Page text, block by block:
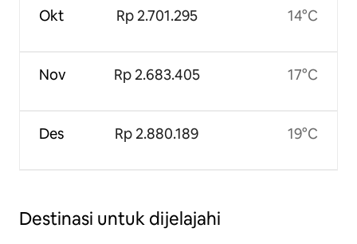
Okt
Nov
Des
Rp 2.701.295
Rp 2.683.405
Rp 2.880.189
14°C
17°C
19°C
Destinasi untuk dijelajahi